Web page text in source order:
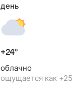
день
+24°
облачно
ощущается как